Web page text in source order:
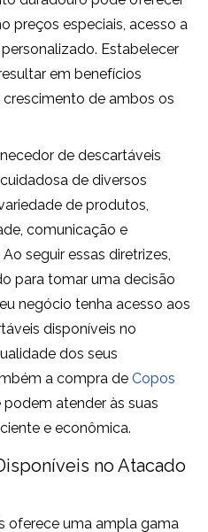
preços especiais, acesso a
Estabelecer
em benefícios
de ambos os
de descartáveis
de diversos
de produtos,
comunicação e
seguir essas diretrizes,
para tomar uma decisão
negócio tenha acesso aos
disponíveis no
dos seus
a compra deCopos
podem atender às suas
e econômica.
no Atacado
oferece uma ampla gama